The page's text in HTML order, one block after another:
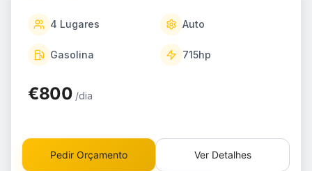
4 Lugares Auto
Gasolina 715hp
€800 /dia
Pedir Orçamento Ver Detalhes